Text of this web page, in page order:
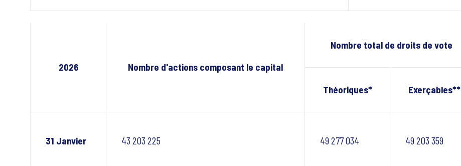
2026 Nombre d'actions composant le capital
Nombre total de droits de vote
Théoriques*
Exerçables**
31 Janvier 43 203 225 49 277 034 49 203 359